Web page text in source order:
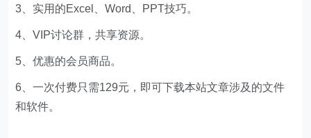
3、实用的Excel、Word、PPT技巧。
4、VIP讨论群，共享资源。
5、优惠的会员商品。
6、一次付费只需129元，即可下载本站文章涉及的文件
和软件。